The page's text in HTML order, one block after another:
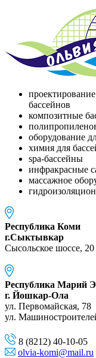
бассейнов
композитные
оборудование
химия для
spa-бассейны
инфракрасные
массажное
Республика Коми
г.Сыктывкар
Сысольское шоссе, 20
Республика Марий
г. Йошкар-Ола
ул. Первомайская, 78
ул.
8 (8212) 40-10-05
olvia-komi@mail.ru